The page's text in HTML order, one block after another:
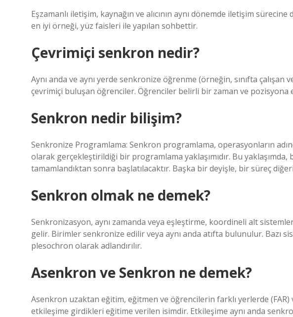
Eşzamanlı iletişim, kaynağın ve alıcının aynı dönemde iletişim
en iyi örneği, yüz faisleri ile yapılan sohbettir.
Çevrimiçi senkron nedir?
Aynı anda ve aynı yerde senkronize öğrenme (örneğin, sınıfta
çevrimiçi buluşan öğrenciler. Öğrenciler belirli bir zaman ve pozisyona
Senkron nedir bilişim?
Senkronize Programlama: Senkron programlama, operasyonların
olarak gerçekleştirildiği bir programlama yaklaşımıdır. Bu
tamamlandıktan sonra başlatılacaktır. Başka bir deyişle, bir süreç
Senkron olmak ne demek?
Senkronizasyon, aynı zamanda veya eşleştirme, koordineli alt
gelir. Birimler senkronize edilir veya aynı anda atıfta bulunulur. Bazı
plesochron olarak adlandırılır.
Asenkron ve Senkron ne demek?
Asenkron uzaktan eğitim, eğitmen ve öğrencilerin farklı yerlerde (FAR)
etkileşime girdikleri eğitime verilen isimdir. Etkileşime aynı anda